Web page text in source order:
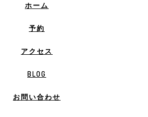
ホーム
予約
アクセス
BLOG
お問い合わせ